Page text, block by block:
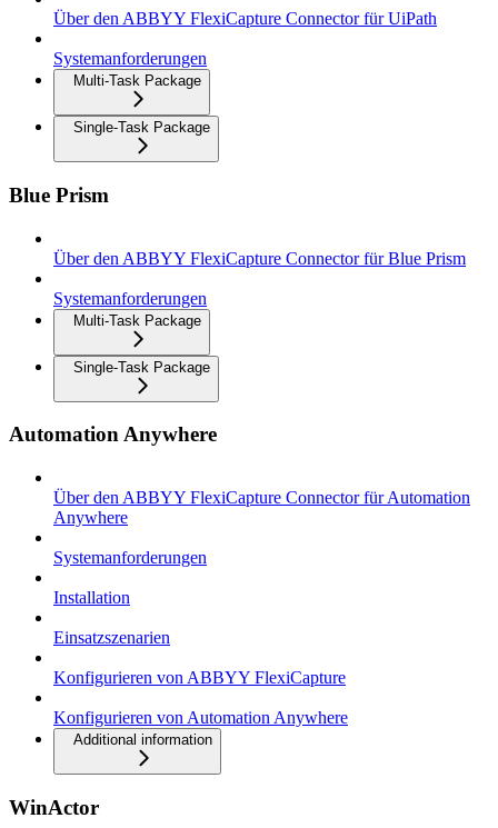
Über den ABBYY FlexiCapture Connector für UiPath
Systemanforderungen
Multi-Task Package
Single-Task Package
Blue Prism
Über den ABBYY FlexiCapture Connector für Blue Prism
Systemanforderungen
Multi-Task Package
Single-Task Package
Automation Anywhere
Über den ABBYY FlexiCapture Connector für Automation
Anywhere
Systemanforderungen
Installation
Einsatzszenarien
Konfigurieren von ABBYY FlexiCapture
Konfigurieren von Automation Anywhere
Additional information
WinActor